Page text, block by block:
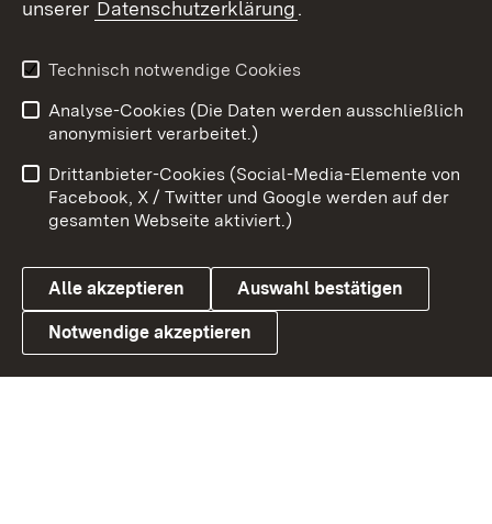
X / Twitter
Youtube
Link zum Landesportal
Benutzungshinweise
Barrierefreiheit
Datenschutz
Cookies
unserer Datenschutzerklärung.
Technisch notwendige Cookies
Analyse-Cookies (Die Daten werden ausschließlich
anonymisiert verarbeitet.)
Drittanbieter-Cookies (Social-Media-Elemente von
Facebook, X / Twitter und Google werden auf der
gesamten Webseite aktiviert.)
Alle akzeptieren Auswahl bestätigen
Notwendige akzeptieren